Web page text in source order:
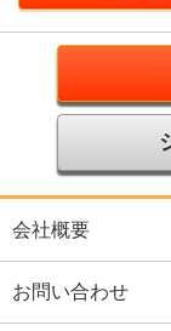
会社概要
お問い合わせ